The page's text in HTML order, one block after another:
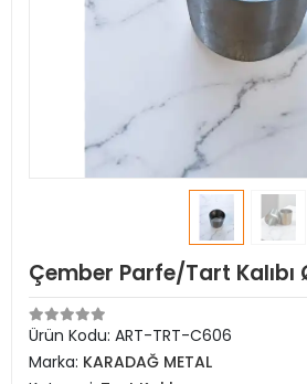
Çember Parfe/Tart
Ürün Kodu: ART-TRT-C606
Marka: KARADAĞ METAL